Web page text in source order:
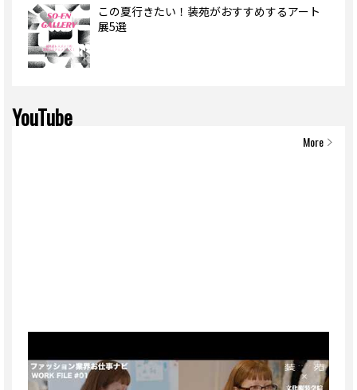
この夏行きたい！装苑がおすすめするアート
展5選
YouTube
More